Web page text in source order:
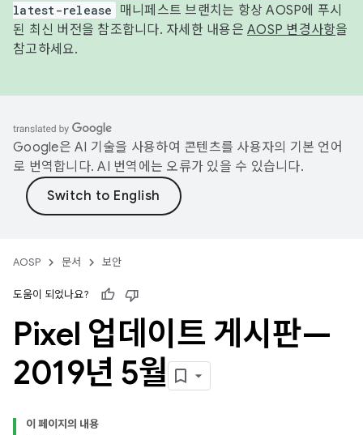
latest-release
매니페스트 브랜치는 항상 AOSP에 푸시
된 최신 버전을 참조합니다. 자세한 내용은 AOSP 변경사항을
참고하세요.
Google은 AI 기술을 사용하여 콘텐츠를 사용자의 기본 언어
로 번역합니다. AI 번역에는 오류가 있을 수 있습니다.
AOSP 문서 보안
도움이 되었나요?
Pixel 업데이트 게시판—
2019년 5월
이 페이지의 내용